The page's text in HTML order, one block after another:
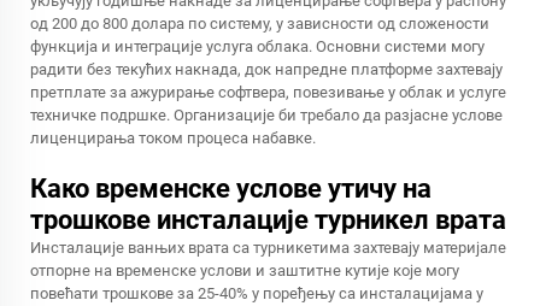
од 200 до 800 долара по систему, у зависности од сложености
функција и интеграције услуга облака. Основни системи могу
радити без текућих накнада, док напредне платформе захтевају
претплате за ажурирање софтвера, повезивање у облак и услуге
техничке подршке. Организације би требало да разјасне услове
лиценцирања током процеса набавке.
Како временске услове утичу на
трошкове инсталације турникел врата
Инсталације ванњих врата са турникетима захтевају материјале
отпорне на временске услови и заштитне кутије које могу
повећати трошкове за 25-40% у поређењу са инсталацијама у